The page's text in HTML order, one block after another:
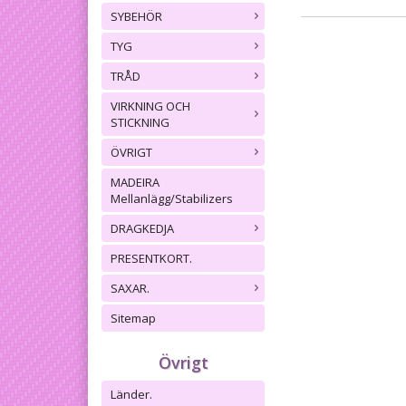
SYBEHÖR
TYG
TRÅD
VIRKNING OCH
STICKNING
ÖVRIGT
MADEIRA
Mellanlägg/Stabilizers
DRAGKEDJA
PRESENTKORT.
SAXAR.
Sitemap
Övrigt
Länder.